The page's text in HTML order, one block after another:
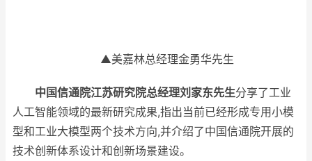
▲美嘉林总经理金勇华先生
中国信通院江苏研究院总经理刘家东先生分享了工业
人工智能领域的最新研究成果,指出当前已经形成专用小模
型和工业大模型两个技术方向,并介绍了中国信通院开展的
技术创新体系设计和创新场景建设。